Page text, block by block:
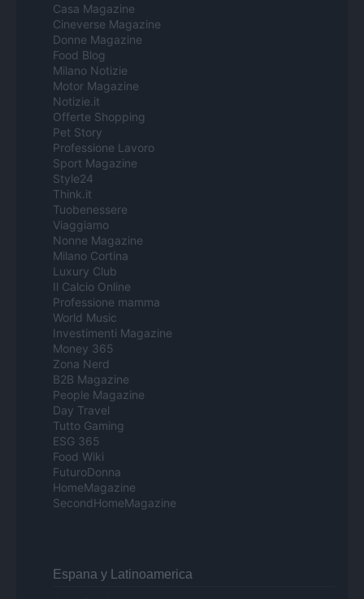
Casa Magazine
Cineverse Magazine
Donne Magazine
Food Blog
Milano Notizie
Motor Magazine
Notizie.it
Offerte Shopping
Pet Story
Professione Lavoro
Sport Magazine
Style24
Think.it
Tuobenessere
Viaggiamo
Nonne Magazine
Milano Cortina
Luxury Club
Il Calcio Online
Professione mamma
World Music
Investimenti Magazine
Money 365
Zona Nerd
B2B Magazine
People Magazine
Day Travel
Tutto Gaming
ESG 365
Food Wiki
FuturoDonna
HomeMagazine
SecondHomeMagazine
Espana y Latinoamerica